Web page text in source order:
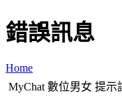
錯誤訊息
Home
MyChat 數位男女 提示